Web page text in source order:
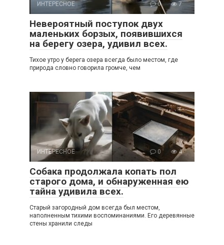
ИНТЕРЕСНОЕ 0 7
Невероятный поступок двух
маленьких борзых, появившихся
на берегу озера, удивил всех.
Тихое утро у берега озера всегда было местом, где
природа словно говорила громче, чем
ИНТЕРЕСНОЕ 0 4
Собака продолжала копать пол
старого дома, и обнаруженная ею
тайна удивила всех.
Старый загородный дом всегда был местом,
наполненным тихими воспоминаниями. Его деревянные
стены хранили следы